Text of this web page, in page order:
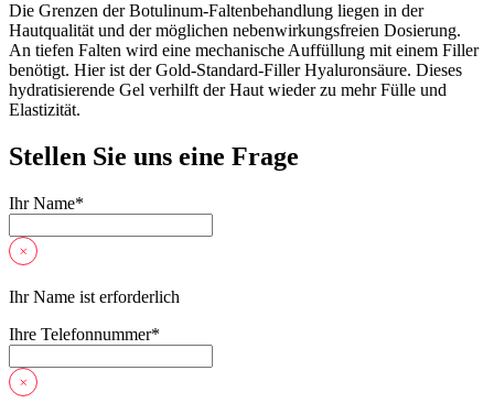
Die Grenzen der Botulinum-Faltenbehandlung liegen in der
Hautqualität und der möglichen nebenwirkungsfreien Dosierung.
An tiefen Falten wird eine mechanische Auffüllung mit einem Filler
benötigt. Hier ist der Gold-Standard-Filler Hyaluronsäure. Dieses
hydratisierende Gel verhilft der Haut wieder zu mehr Fülle und
Elastizität.
Stellen Sie uns eine Frage
Ihr Name*
Ihr Name ist erforderlich
Ihre Telefonnummer*